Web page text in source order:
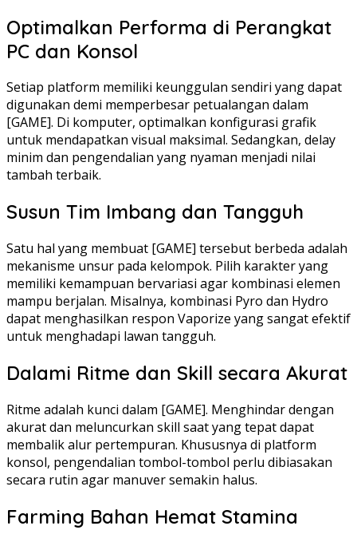
Optimalkan Performa di Perangkat
PC dan Konsol
Setiap platform memiliki keunggulan sendiri yang dapat
digunakan demi memperbesar petualangan dalam
[GAME]. Di komputer, optimalkan konfigurasi grafik
untuk mendapatkan visual maksimal. Sedangkan, delay
minim dan pengendalian yang nyaman menjadi nilai
tambah terbaik.
Susun Tim Imbang dan Tangguh
Satu hal yang membuat [GAME] tersebut berbeda adalah
mekanisme unsur pada kelompok. Pilih karakter yang
memiliki kemampuan bervariasi agar kombinasi elemen
mampu berjalan. Misalnya, kombinasi Pyro dan Hydro
dapat menghasilkan respon Vaporize yang sangat efektif
untuk menghadapi lawan tangguh.
Dalami Ritme dan Skill secara Akurat
Ritme adalah kunci dalam [GAME]. Menghindar dengan
akurat dan meluncurkan skill saat yang tepat dapat
membalik alur pertempuran. Khususnya di platform
konsol, pengendalian tombol-tombol perlu dibiasakan
secara rutin agar manuver semakin halus.
Farming Bahan Hemat Stamina